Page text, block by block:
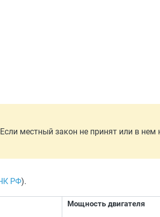
местный закон не принят или в
РФ).
Мощность двигателя